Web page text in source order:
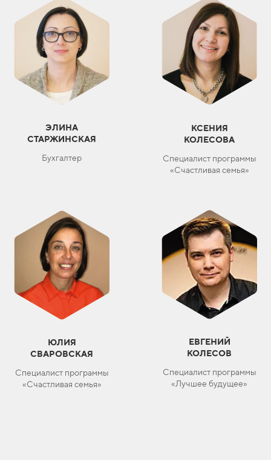
ЭЛИНА
СТАРЖИНСКАЯ
Бухгалтер
КСЕНИЯ
КОЛЕСОВА
Специалист программы
«Счастливая семья»
ЮЛИЯ
СВАРОВСКАЯ
Специалист программы
«Счастливая семья»
ЕВГЕНИЙ
КОЛЕСОВ
Специалист программы
«Лучшее будущее»